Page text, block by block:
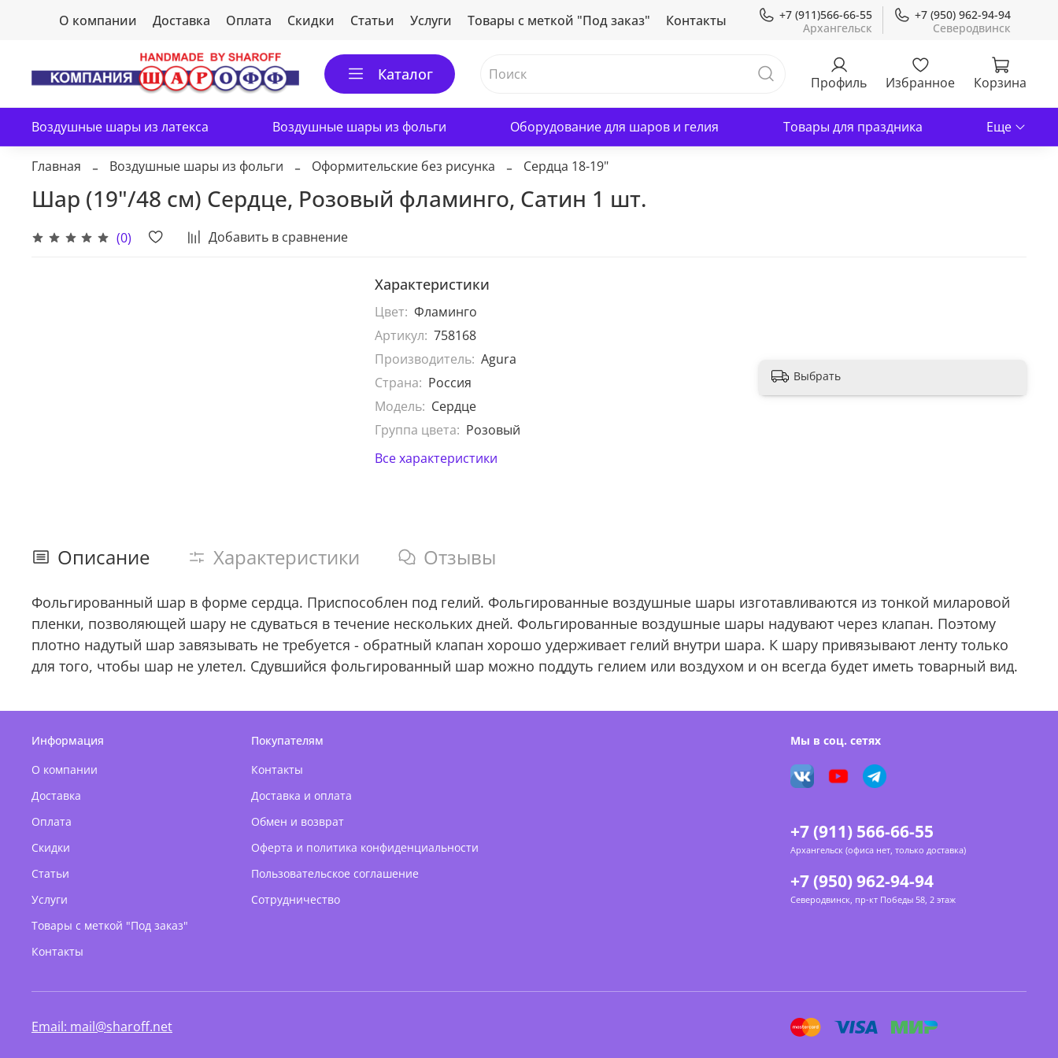
О компании Доставка Оплата Скидки Статьи Услуги Товары с меткой "Под заказ" Контакты +7 (911)566-66-55 +7 (950) 962-94-94
Каталог Профиль Избранное Корзина
Воздушные шары из латекса Воздушные шары из фольги Оборудование для шаров и гелия Товары для праздника Еще
Главная Воздушные шары из фольги Оформительские без рисунка Сердца 18-19"
Шар (19"/48 см) Сердце, Розовый фламинго, Сатин 1 шт.
(0) Добавить в сравнение
Характеристики
Цвет: Фламинго
Артикул: 758168
Производитель: Agura
Страна: Россия
Модель: Сердце
Группа цвета: Розовый
Все характеристики
Выбрать
Описание Характеристики Отзывы
Фольгированный шар в форме сердца. Приспособлен под гелий. Фольгированные воздушные шары изготавливаются из тонкой миларовой
пленки, позволяющей шару не сдуваться в течение нескольких дней. Фольгированные воздушные шары надувают через клапан. Поэтому
плотно надутый шар завязывать не требуется - обратный клапан хорошо удерживает гелий внутри шара. К шару привязывают ленту только
для того, чтобы шар не улетел. Сдувшийся фольгированный шар можно поддуть гелием или воздухом и он всегда будет иметь товарный вид.
Информация
О компании
Доставка
Оплата
Скидки
Статьи
Услуги
Товары с меткой "Под заказ"
Контакты
Покупателям
Контакты
Доставка и оплата
Обмен и возврат
Оферта и политика конфиденциальности
Пользовательское соглашение
Сотрудничество
Мы в соц. сетях
+7 (911) 566-66-55
Архангельск (офиса нет, только доставка)
+7 (950) 962-94-94
Северодвинск, пр-кт Победы 58, 2 этаж
Email: mail@sharoff.net